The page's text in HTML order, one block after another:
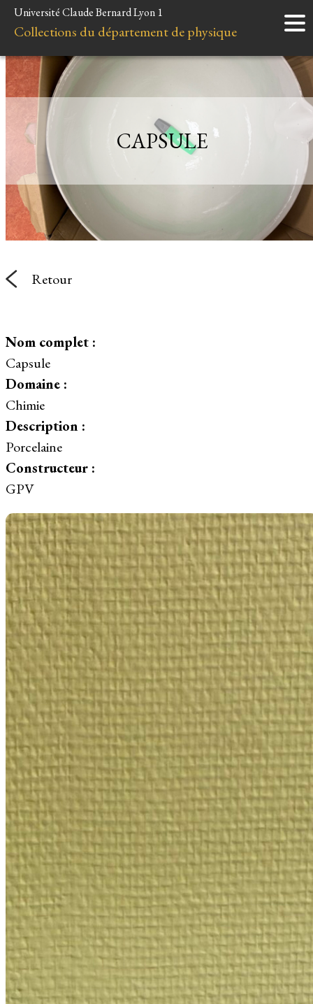
Accueil
Instruments
Minéraux
Liens et ressources
Université Claude Bernard Lyon 1
Collections du département de physique
CAPSULE
Retour
Nom complet :
Capsule
Domaine :
Chimie
Description :
Porcelaine
Constructeur :
GPV